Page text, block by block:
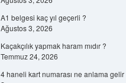
A1 belgesi kaç yıl geçerli ?
Ağustos 3, 2026
Kaçakçılık yapmak haram mıdır ?
Temmuz 24, 2026
4 haneli kart numarası ne anlama gelir